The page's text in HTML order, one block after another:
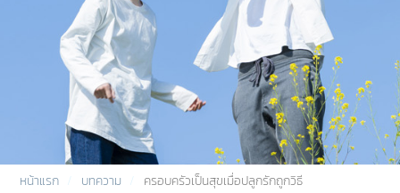
หน้าแรก บทความ ครอบครัวเป็นสุขเมื่อปลูกรักถูกวิธี